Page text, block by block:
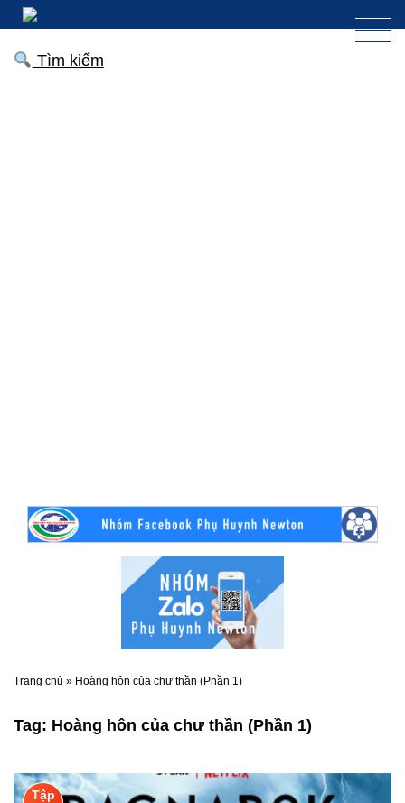
Tìm kiếm
Trang chủ » Hoàng hôn của chư thần (Phần 1)
Tag: Hoàng hôn của chư thần (Phần 1)
Tập